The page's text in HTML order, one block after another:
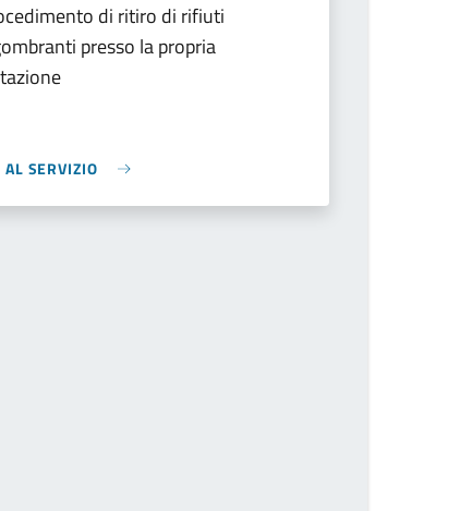
di ritiro di rifiuti
presso la propria
AL SERVIZIO